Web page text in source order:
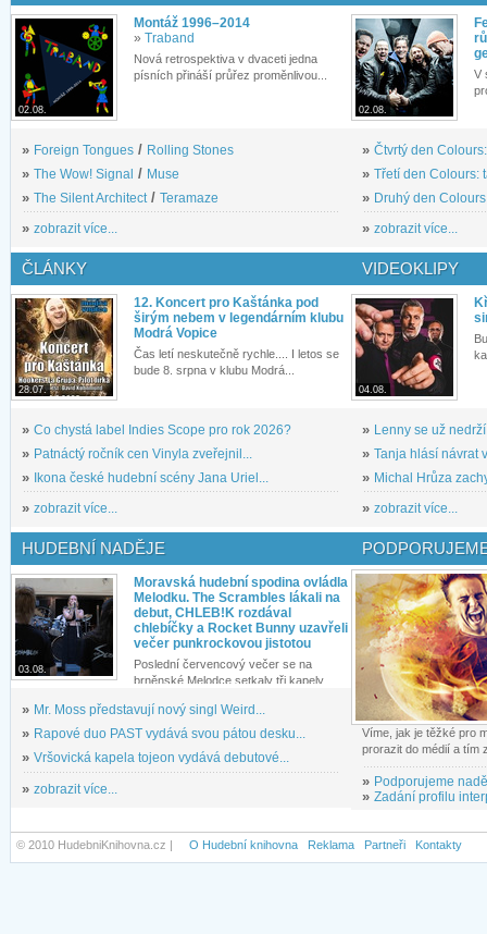
02.08.
Montáž 1996–2014
» Traband
Nová retrospektiva v dvaceti jedna
písních přináší průřez proměnlivou...
» Foreign Tongues / Rolling Stones
» The Wow! Signal / Muse
» The Silent Architect / Teramaze
» zobrazit více...
02.08.
V
» Čtvrtý den
» Třetí den Colours:
» Druhý den
» zobrazit více...
ČLÁNKY
28.07.
12. Koncert pro Kaštánka pod
širým nebem v legendárním klubu
Modrá Vopice
Čas letí neskutečně rychle.... I letos se
bude 8. srpna v klubu Modrá...
» Co chystá label Indies Scope pro rok 2026?
» Patnáctý ročník cen Vinyla zveřejnil...
»
Ikona české hudební scény Jana Uriel...
» zobrazit více...
VIDEOKLIPY
04.08.
» Lenny se už
» Tanja hlásí návrat
» Michal Hrůza
» zobrazit více...
HUDEBNÍ NADĚJE
03.08.
Moravská hudební spodina ovládla
Melodku. The Scrambles lákali na
debut, CHLEB!K rozdával
chlebíčky a Rocket Bunny uzavřeli
večer punkrockovou jistotou
Poslední červencový večer se na
brněnské Melodce setkaly tři kapely...
» Mr. Moss představují nový singl Weird...
» Rapové duo PAST vydává svou pátou desku...
» Vršovická kapela tojeon vydává debutové...
» zobrazit více...
Víme, jak je těžké pro
prorazit do médií a tím
» Podporujeme
» Zadání profilu
© 2010 HudebniKnihovna.cz | O Hudební knihovna Reklama Partneři Kontakty